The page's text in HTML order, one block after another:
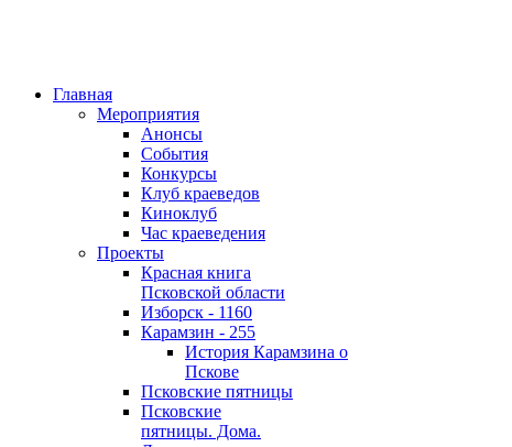
Главная
Мероприятия
Анонсы
События
Конкурсы
Клуб краеведов
Киноклуб
Час краеведения
Проекты
Красная книга
Псковской области
Изборск - 1160
Карамзин - 255
История Карамзина о
Пскове
Псковские пятницы
Псковские
пятницы. Дома.